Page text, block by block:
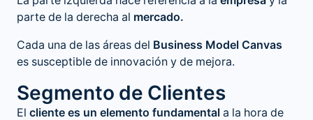
parte de la derecha al mercado.
Cada una de las áreas del Business Model Canvas
es susceptible de innovación y de mejora.
Segmento de Clientes
El cliente es un elemento fundamental a la hora de